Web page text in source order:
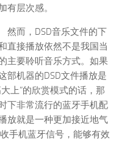
有层次感。
然而，DSD音乐文件的下
直接播放依然不是我国当
主要聆听音乐方式。如果
部机器的DSD文件播放是
大上”的欣赏模式的话，那
下非常流行的蓝牙手机配
放就是一种更加接近地气
手机蓝牙信号，能够有效